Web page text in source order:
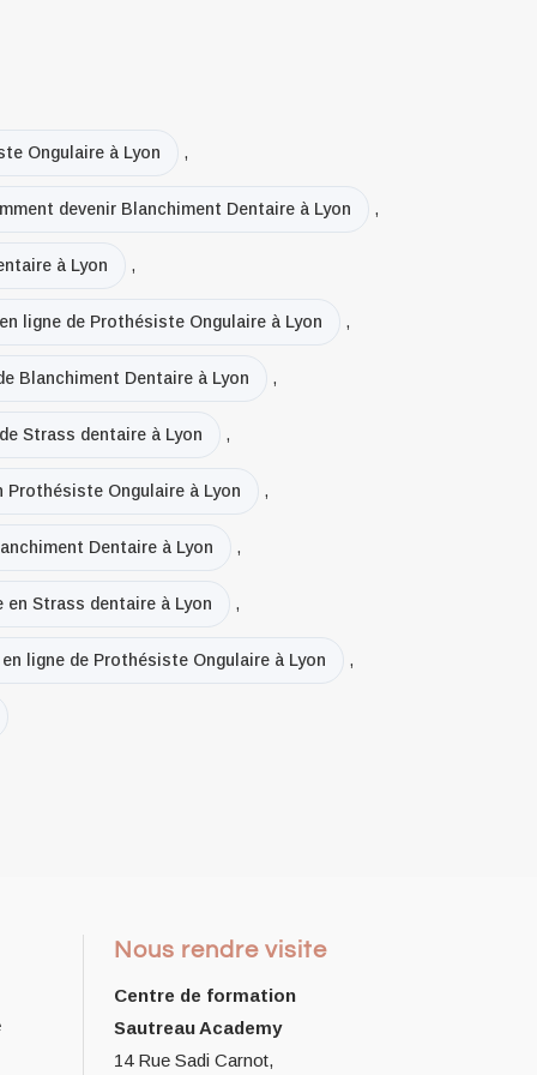
Ongulaire à Lyon ,
devenir Blanchiment Dentaire à Lyon ,
à Lyon ,
ligne de Prothésiste Ongulaire à Lyon ,
Blanchiment Dentaire à Lyon ,
Strass dentaire à Lyon ,
Ongulaire à Lyon ,
Dentaire à Lyon ,
en Strass dentaire à Lyon ,
ligne de Prothésiste Ongulaire à Lyon ,
Nous rendre visite
Centre de formation
Sautreau Academy
14 Rue Sadi Carnot,